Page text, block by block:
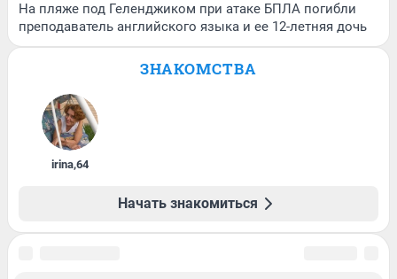
На пляже под Геленджиком при атаке БПЛА погибли
преподаватель английского языка и ее 12-летняя дочь
ЗНАКОМСТВА
irina,64
Начать знакомиться